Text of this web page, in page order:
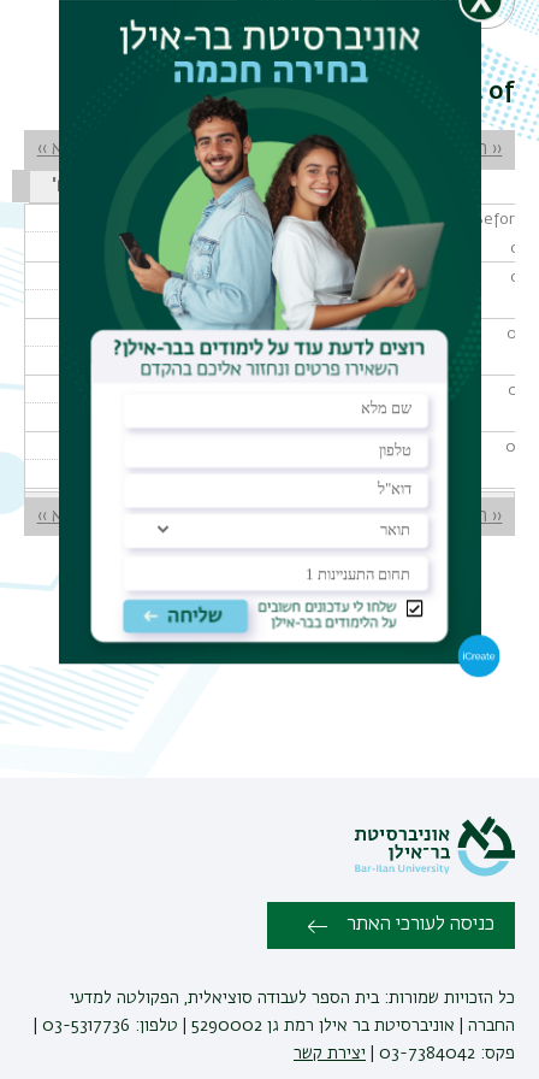
Week of פברואר 24, 2025
דפדוף
‹‹ הקודם הבא ››
ג' ד' ה ש'
Before
01
01
02
03
04
12
דפדוף
‹‹ הקודם הבא ››
כניסה לעורכי האתר
כל הזכויות שמורות: בית הספר לעבודה סוציאלית, הפקולטה למדעי
פקס: 03-7384042 |
יצירת קשר